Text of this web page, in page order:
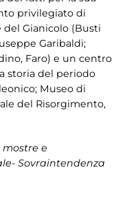
privilegiato di
Gianicolo (Busti
Garibaldi;
Faro) e un centro
storia del periodo
Museo di
del Risorgimento,
mostre e
Sovraintendenza